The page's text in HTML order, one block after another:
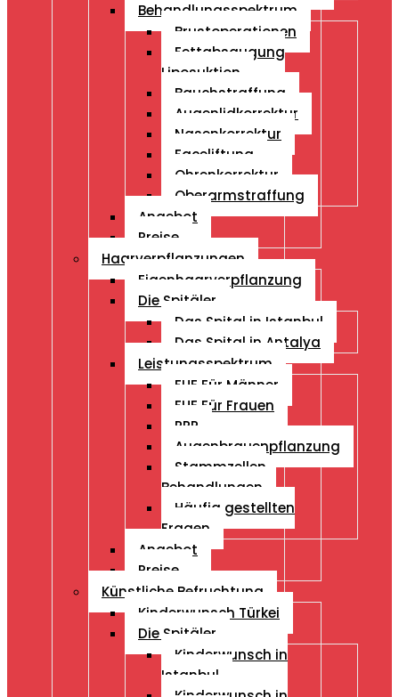
Behandlungsspektrum
Brustoperationen
Fettabsaugung
Liposuktion
Bauchstraffung
Augenlidkorrektur
Nasenkorrektur
Faceliftung
Ohrenkorrektur
Oberarmstraffung
Angebot
Preise
Haarverpflanzungen
Eigenhaarverpflanzung
Die Spitäler
Das Spital in Istanbul
Das Spital in Antalya
Leistungsspektrum
FUE Für Männer
FUE Für Frauen
PRP
Augenbrauenpflanzung
Stammzellen
Behandlungen
Häufig gestellten
Fragen
Angebot
Preise
Künstliche Befruchtung
Kinderwunsch Türkei
Die Spitäler
Kinderwunsch in
Istanbul